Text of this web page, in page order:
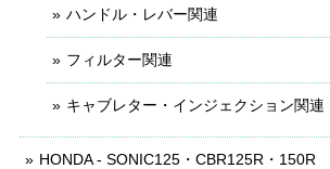
ハンドル・レバー関連
フィルター関連
キャブレター・インジェクション関連
HONDA - SONIC125・CBR125R・150R